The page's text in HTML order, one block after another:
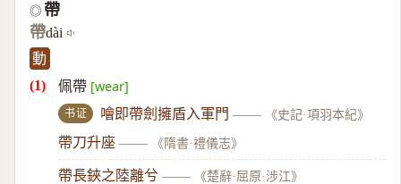
◎ 帶
帶dài
動
佩帶 [wear]
书证 噲即帶劍擁盾入軍門 —— 《史記·項羽本紀》
帶刀升座 —— 《隋書·禮儀志》
帶長鋏之陸離兮 —— 《楚辭·屈原·涉江》